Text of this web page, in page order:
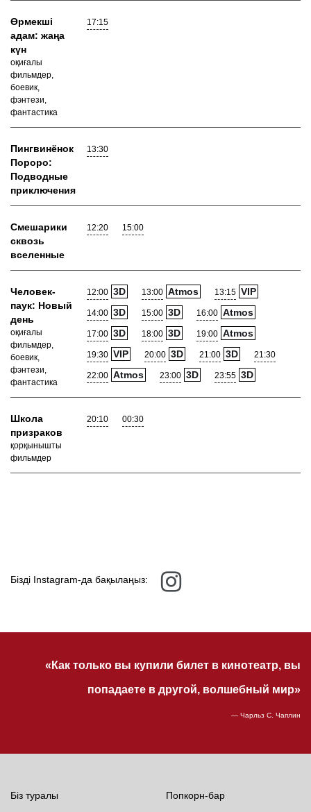
Өрмекші
адам: жаңа
күн
оқиғалы
фильмдер,
боевик,
фэнтези,
фантастика
17:15
Пингвинёнок
Пороро:
Подводные
приключения
13:30
Смешарики
сквозь
вселенные
12:20 15:00
Человек-
паук: Новый
день
оқиғалы
фильмдер,
боевик,
фэнтези,
фантастика
12:00 3D 13:00 Atmos 13:15 VIP
14:00 3D 15:00 3D 16:00 Atmos
17:00 3D 18:00 3D 19:00 Atmos
19:30 VIP 20:00 3D 21:00 3D 21:30
22:00 Atmos 23:00 3D 23:55 3D
Школа
призраков
қорқынышты
фильмдер
20:10 00:30
Бізді Instagram-да бақылаңыз:
«Как только вы купили билет в кинотеатр, вы
попадаете в другой, волшебный мир»
— Чарльз С. Чаплин
Біз туралы Попкорн-бар